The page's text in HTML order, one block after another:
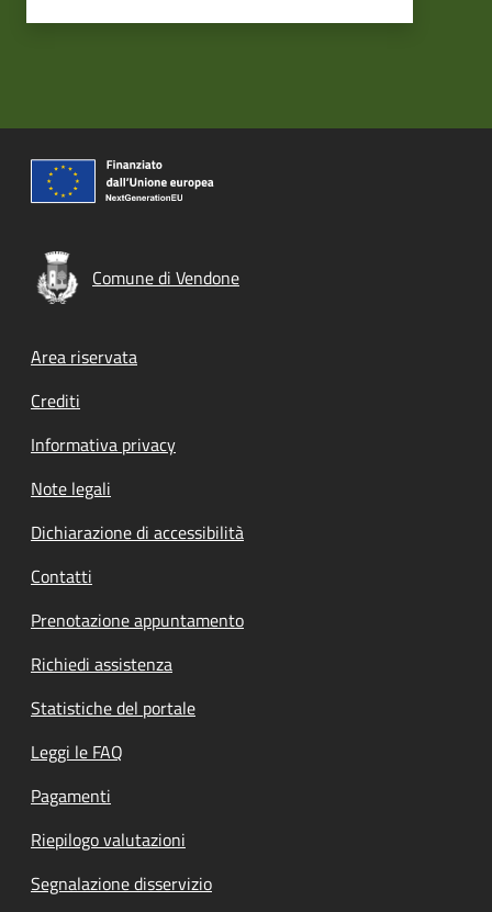
Comune di Vendone
Footer menu
Area riservata
Crediti
Informativa privacy
Note legali
Dichiarazione di accessibilità
Contatti
Prenotazione appuntamento
Richiedi assistenza
Statistiche del portale
Leggi le FAQ
Pagamenti
Riepilogo valutazioni
Segnalazione disservizio